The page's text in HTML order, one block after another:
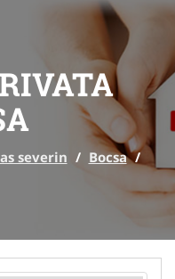
severin / Bocsa /